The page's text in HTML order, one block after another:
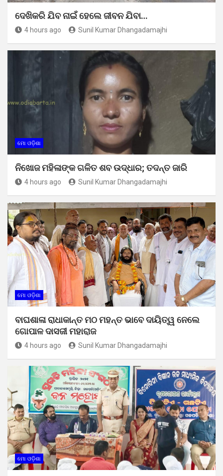
ଦେଖିକରି ଯିବ ନାଇଁ ହେଲେ ଜୀବନ ଯିବା…
4 hours ago Sunil Kumar Dhangadamajhi
ମୋ ଓଡ଼ିଶା
ନିଖୋଜ ମହିଳାଙ୍କ ଗଳିତ ଶବ ଉଦ୍ଧାର; ତଦନ୍ତ ଜାରି
4 hours ago Sunil Kumar Dhangadamajhi
ମୋ ଓଡ଼ିଶା
ବାଘଶାଳା ରାଧାକାନ୍ତ ମଠ ମହନ୍ତ ଭାବେ ଦାୟିତ୍ୱ ନେଲେ
ଗୋପାଳ ଦାସଜୀ ମହାରାଜ
4 hours ago Sunil Kumar Dhangadamajhi
ମୋ ଓଡ଼ିଶା